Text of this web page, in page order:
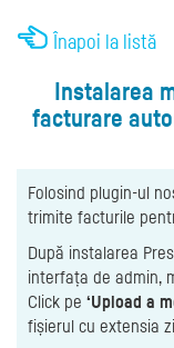
Înapoi la listă
Instalarea
facturare
Folosind plugin-ul
trimite facturile
După instalarea
interfața de admin,
Click pe ‘Upload a
fișierul cu extensia